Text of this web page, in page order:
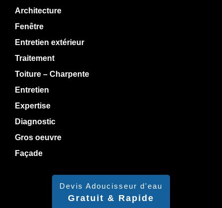
Architecture
Fenêtre
Entretien extérieur
Traitement
Toiture – Charpente
Entretien
Expertise
Diagnostic
Gros oeuvre
Façade
Devis Adoucisseur d'eau
Gratuit & Rapide